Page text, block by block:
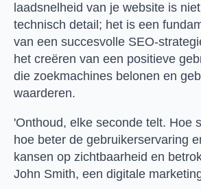
laadsnelheid van je website is
technisch detail; het is een
van een succesvolle SEO-
het creëren van een positieve
die zoekmachines belonen en
waarderen.
'Onthoud, elke seconde telt. Hoe
hoe beter de gebruikerservaring
kansen op zichtbaarheid en
John Smith, een digitale